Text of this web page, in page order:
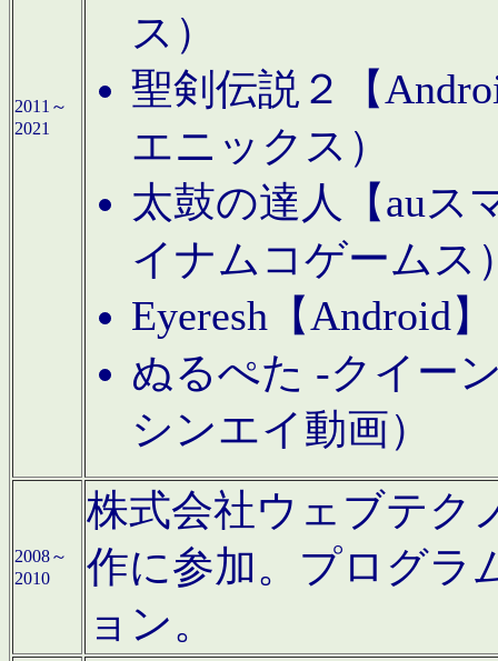
2011～
2021
ス）
聖剣伝説２【
エニックス）
太鼓の達人【auス
イナムコゲームス
Eyeresh【Android
ぬるぺた -クイー
シンエイ動画）
2008～
2010
株式会社ウェブテク
作に参加。プログラ
ョン。